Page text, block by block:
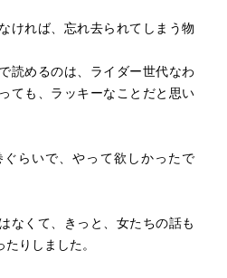
ければ、忘れ去られてしまう物
読めるのは、ライダー世代なわ
ても、ラッキーなことだと思い
らいで、やって欲しかったで
なくて、きっと、女たちの話も
りしました。